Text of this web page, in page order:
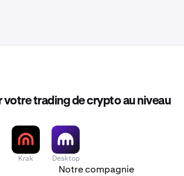
votre trading de crypto au niveau
Krak Desktop
Notre compagnie